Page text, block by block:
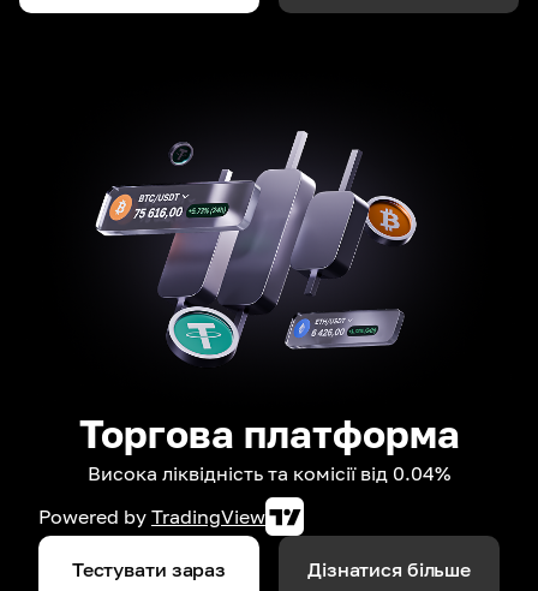
Торгова платформа
Висока ліквідність та комісії від 0.04%
Powered by TradingView
Тестувати зараз Дізнатися більше